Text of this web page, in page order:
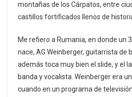
montañas de los Cárpatos, entre
castillos fortificados llenos de
Me refiero a Rumania, en donde un
nace, AG Weinberger, guitarrista de
además toca muy bien el slide, y el
banda y vocalista. Weinberger era
cuando en un programa de